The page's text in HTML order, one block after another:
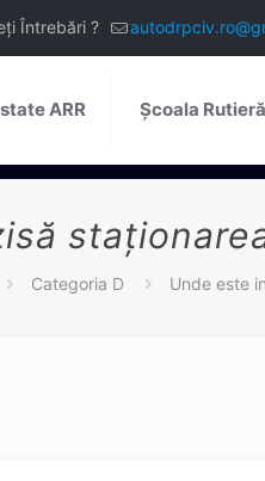
Întrebări ?
ARR Școala
Categoria D Unde este